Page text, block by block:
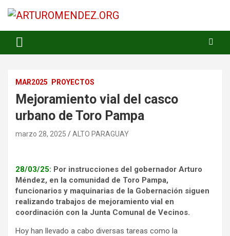
ARTUROMENDEZ.ORG
MAR2025 PROYECTOS
Mejoramiento vial del casco
urbano de Toro Pampa
marzo 28, 2025 ALTO PARAGUAY
28/03/25: Por instrucciones del gobernador Arturo
Méndez, en la comunidad de Toro Pampa,
funcionarios y maquinarias de la Gobernación siguen
realizando trabajos de mejoramiento vial en
coordinación con la Junta Comunal de Vecinos.
Hoy han llevado a cabo diversas tareas como la